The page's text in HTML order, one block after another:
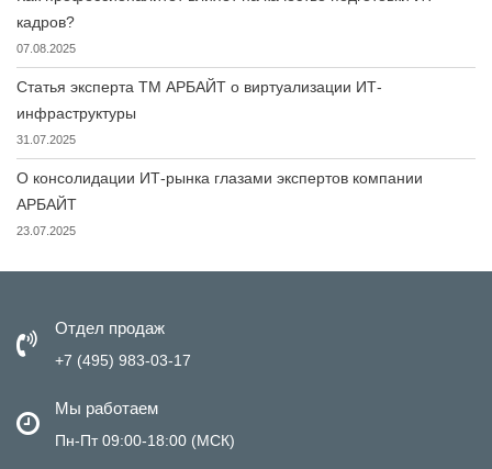
кадров?
07.08.2025
Статья эксперта ТМ АРБАЙТ о виртуализации ИТ-
инфраструктуры
31.07.2025
О консолидации ИТ-рынка глазами экспертов компании
АРБАЙТ
23.07.2025
Отдел продаж
+7 (495) 983-03-17
Мы работаем
Пн-Пт 09:00-18:00 (МСК)